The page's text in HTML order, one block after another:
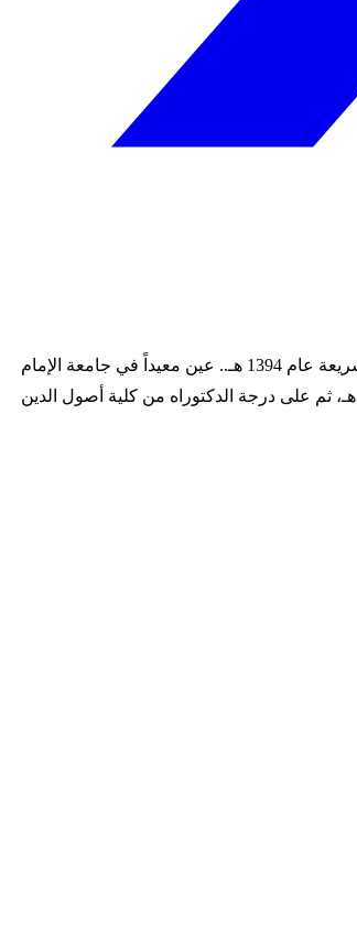
التاريخ الهجري 1373 - ... التاريخ الميلادي 1952 - ترجمة المؤلف أنهى دراسته الثانوية عام 1390 هـ من معهد الرياض العلمي، ثم أنهى دراسته الجامعية من كلية الشريعة عام 1394 هـ.. عين معيداً في جامعة الإمام
محمد بن سعود الإسلامية، بكلية أصول الدين قسم القرآن وعلومه. ثم حصل على درجة الماجستير من كلية أصول الدين - قسم القرآن وعلومه عام 1979م 1399 هـ، ثم على درجة الدكتوراه من كلية أصول الدين